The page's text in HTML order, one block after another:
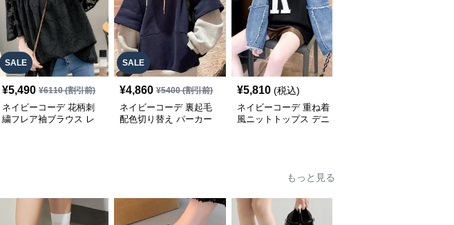
SALE
¥5,490 ¥6110(割引前)
ネイビーコーデ 花柄刺
繍フレア袖ブラウス レ
SALE
¥4,860 ¥5400(割引前)
ネイビーコーデ 裏起毛
配色切り替え パーカー
¥5,810 (税込)
ネイビーコーデ 重ね着
風ニットトップス デニ
もっと見る